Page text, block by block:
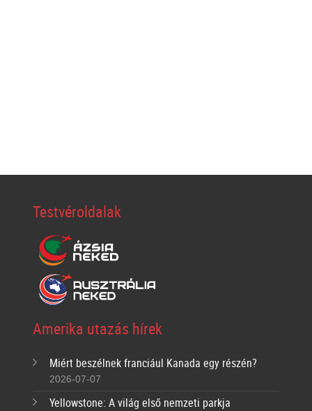
Testvéroldalak
Amerika utazás hírek
Miért beszélnek franciául Kanada egy részén?
2026-07-07
Yellowstone: A világ első nemzeti parkja